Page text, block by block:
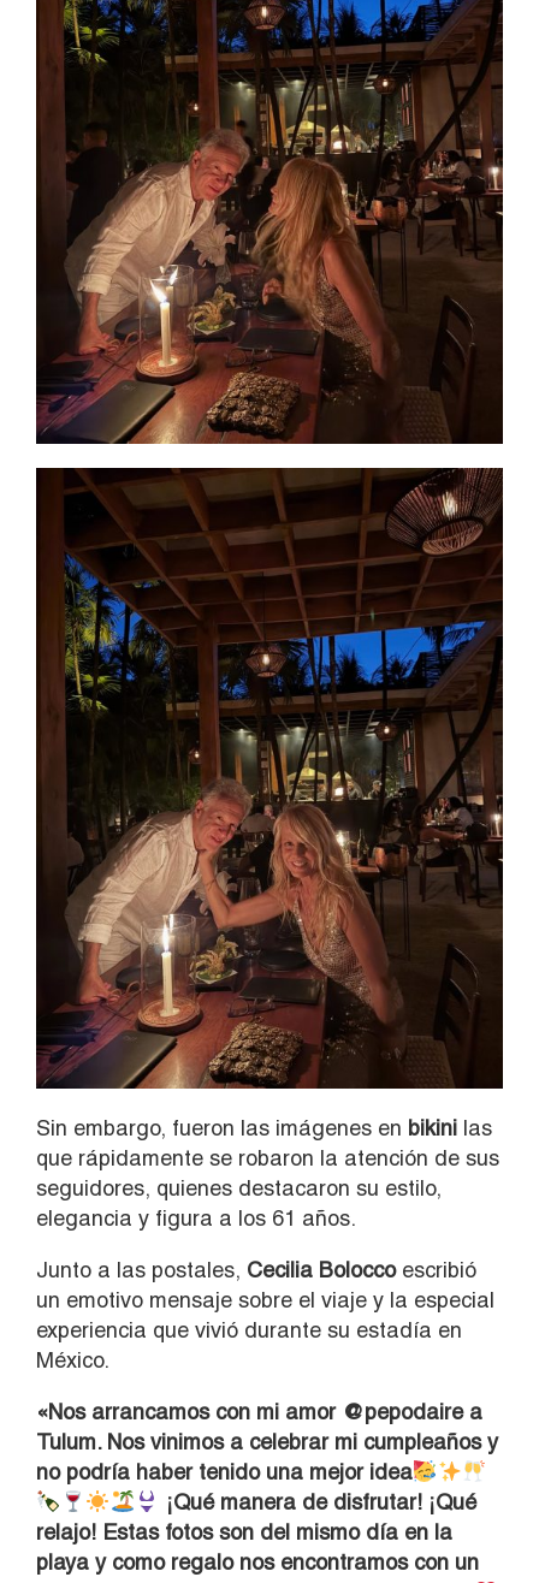
Sin embargo, fueron las imágenes en bikini las
que rápidamente se robaron la atención de sus
seguidores, quienes destacaron su estilo,
elegancia y figura a los 61 años.
Junto a las postales, Cecilia Bolocco escribió
un emotivo mensaje sobre el viaje y la especial
experiencia que vivió durante su estadía en
México.
«Nos arrancamos con mi amor @pepodaire a
Tulum. Nos vinimos a celebrar mi cumpleaños y
no podría haber tenido una mejor idea
¡Qué manera de disfrutar! ¡Qué
relajo! Estas fotos son del mismo día en la
playa y como regalo nos encontramos con un